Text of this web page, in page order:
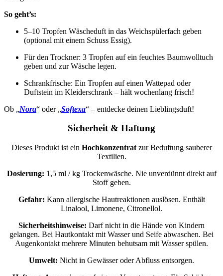
So geht’s:
5–10 Tropfen Wäscheduft in das Weichspülerfach geben
(optional mit einem Schuss Essig).
Für den Trockner: 3 Tropfen auf ein feuchtes Baumwolltuch
geben und zur Wäsche legen.
Schrankfrische: Ein Tropfen auf einen Wattepad oder
Duftstein im Kleiderschrank – hält wochenlang frisch!
Ob „Nora“ oder „Softexa“ – entdecke deinen Lieblingsduft!
Sicherheit & Haftung
Dieses Produkt ist ein Hochkonzentratzur Beduftung sauberer
Textilien.
Dosierung: 1,5 ml / kg Trockenwäsche. Nie unverdünnt direkt auf
Stoff geben.
Gefahr: Kann allergische Haut­reaktionen auslösen. Enthält
Linalool, Limonene, Citronellol.
Sicherheitshinweise: Darf nicht in die Hände von Kindern
gelangen. Bei Haut­kontakt mit Wasser und Seife abwaschen. Bei
Augenkontakt mehrere Minuten behutsam mit Wasser spülen.
Umwelt: Nicht in Gewässer oder Abfluss entsorgen.